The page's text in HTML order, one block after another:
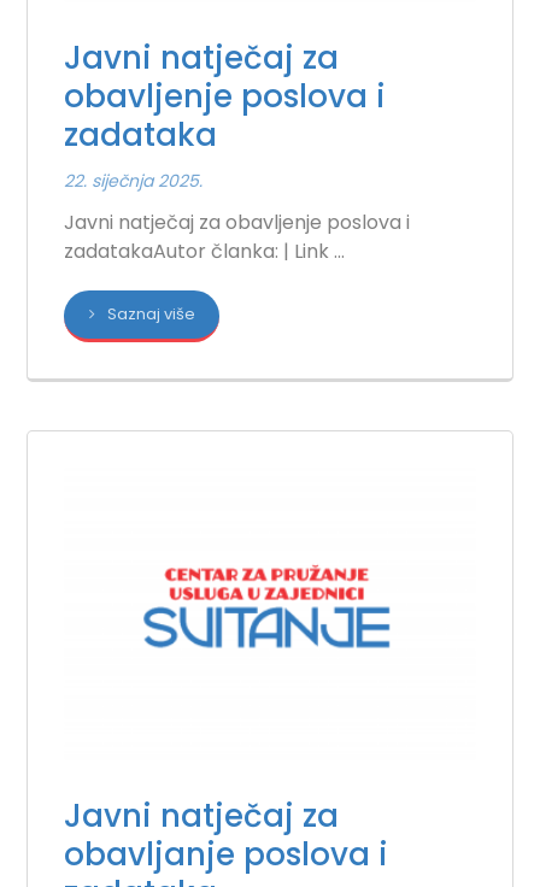
Javni natječaj za
obavljenje poslova i
zadataka
22. siječnja 2025.
Javni natječaj za obavljenje poslova i
zadatakaAutor članka: | Link ...
Saznaj više
Javni natječaj za
obavljanje poslova i